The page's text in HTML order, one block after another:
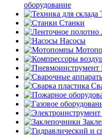
оборудование
Станки
Насосы